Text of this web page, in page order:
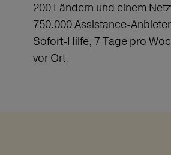
200 Ländern und einem
750.000 Assistance-
Sofort-Hilfe, 7 Tage pro
vor Ort.